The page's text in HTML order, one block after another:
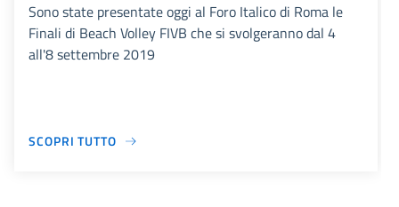
Sono state presentate oggi al Foro Italico di Roma le
Finali di Beach Volley FIVB che si svolgeranno dal 4
all'8 settembre 2019
SCOPRI TUTTO